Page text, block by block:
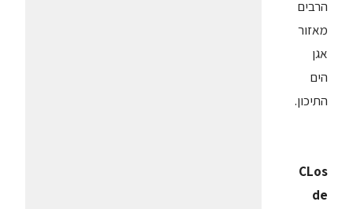
הרבים
מאזור
אגן
הים
התיכון.
CLos
de